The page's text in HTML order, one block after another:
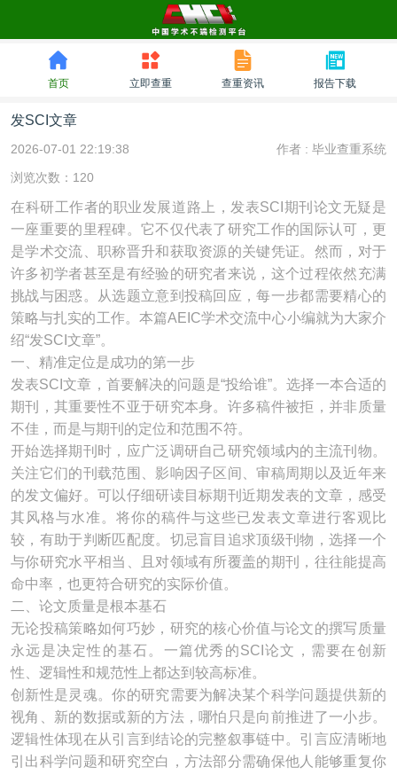
首页 立即查重 查重资讯 报告下载
发SCI文章
2026-07-01 22:19:38 作者 : 毕业查重系统
浏览次数：120
在科研工作者的职业发展道路上，发表SCI期刊论文无疑是
一座重要的里程碑。它不仅代表了研究工作的国际认可，更
是学术交流、职称晋升和获取资源的关键凭证。然而，对于
许多初学者甚至是有经验的研究者来说，这个过程依然充满
挑战与困惑。从选题立意到投稿回应，每一步都需要精心的
策略与扎实的工作。本篇AEIC学术交流中心小编就为大家介
绍“发SCI文章”。
一、精准定位是成功的第一步
发表SCI文章，首要解决的问题是“投给谁”。选择一本合适的
期刊，其重要性不亚于研究本身。许多稿件被拒，并非质量
不佳，而是与期刊的定位和范围不符。
开始选择期刊时，应广泛调研自己研究领域内的主流刊物。
关注它们的刊载范围、影响因子区间、审稿周期以及近年来
的发文偏好。可以仔细研读目标期刊近期发表的文章，感受
其风格与水准。将你的稿件与这些已发表文章进行客观比
较，有助于判断匹配度。切忌盲目追求顶级刊物，选择一个
与你研究水平相当、且对领域有所覆盖的期刊，往往能提高
命中率，也更符合研究的实际价值。
二、论文质量是根本基石
无论投稿策略如何巧妙，研究的核心价值与论文的撰写质量
永远是决定性的基石。一篇优秀的SCI论文，需要在创新
性、逻辑性和规范性上都达到较高标准。
创新性是灵魂。你的研究需要为解决某个科学问题提供新的
视角、新的数据或新的方法，哪怕只是向前推进了一小步。
逻辑性体现在从引言到结论的完整叙事链中。引言应清晰地
引出科学问题和研究空白，方法部分需确保他人能够重复你